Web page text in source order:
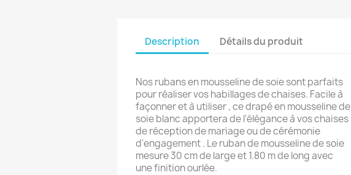
Description Détails du produit
Nos rubans en mousseline de soie sont parfaits
pour réaliser vos habillages de chaises. Facile à
façonner et à utiliser , ce drapé en mousseline de
soie blanc apportera de l'élégance à vos chaises
de réception de mariage ou de cérémonie
d'engagement . Le ruban de mousseline de soie
mesure 30 cm de large et 1.80 m de long avec
une finition ourlée.